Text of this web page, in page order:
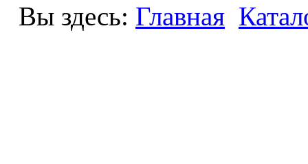
Вы здесь: Главная